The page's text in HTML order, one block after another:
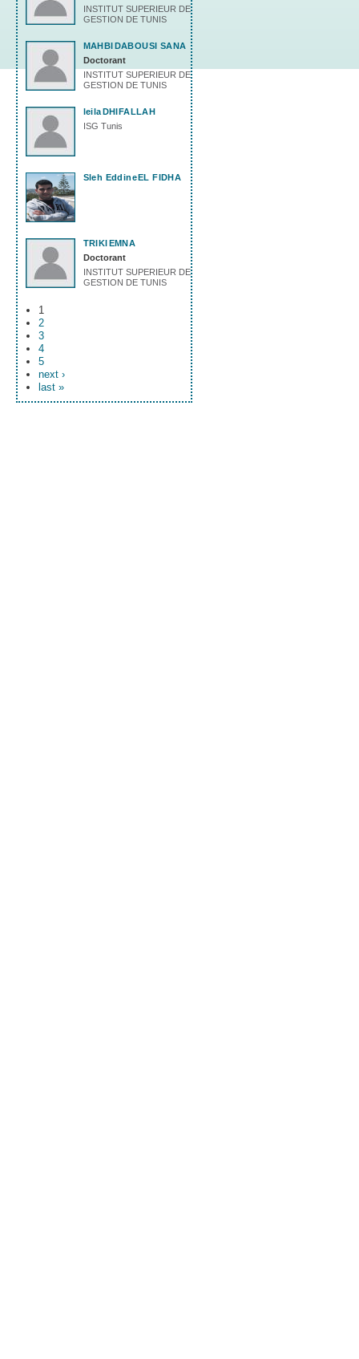
INSTITUT SUPERIEUR DE
GESTION DE TUNIS
MAHBIDABOUSI SANA
Doctorant
INSTITUT SUPERIEUR DE
GESTION DE TUNIS
leilaDHIFALLAH
ISG Tunis
Sleh EddineEL FIDHA
TRIKIEMNA
Doctorant
INSTITUT SUPERIEUR DE
GESTION DE TUNIS
1
2
3
4
5
next ›
last »